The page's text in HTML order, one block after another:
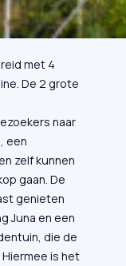
met 4
De 2 grote
naar
een
zelf kunnen
gaan. De
genieten
Juna en een
die de
is het